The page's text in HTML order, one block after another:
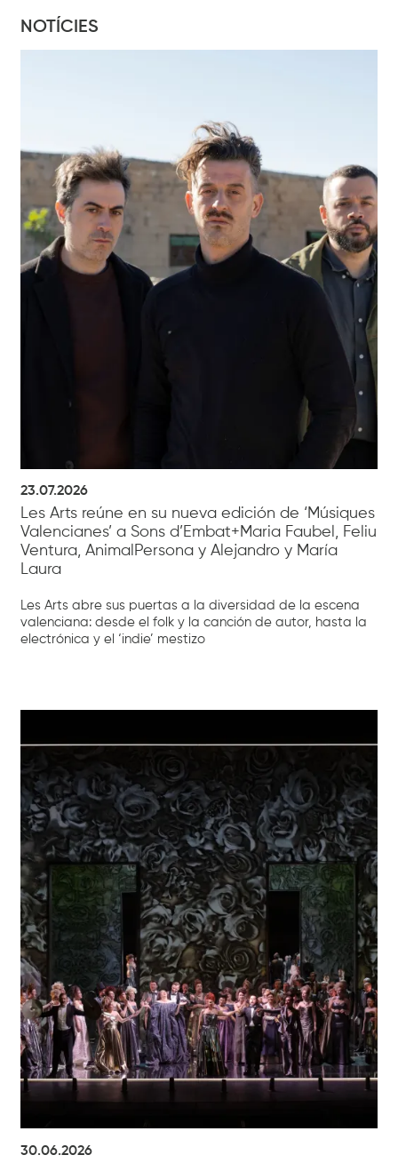
NOTÍCIES
23.07.2026
Les Arts reúne en su nueva edición de ‘Músiques
Valencianes’ a Sons d’Embat+Maria Faubel, Feliu
Ventura, AnimalPersona y Alejandro y María
Laura
Les Arts abre sus puertas a la diversidad de la escena
valenciana: desde el folk y la canción de autor, hasta la
electrónica y el ‘indie’ mestizo
30.06.2026